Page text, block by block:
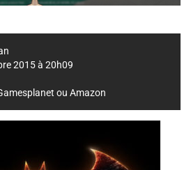
2015 à 20h09
ou Amazon